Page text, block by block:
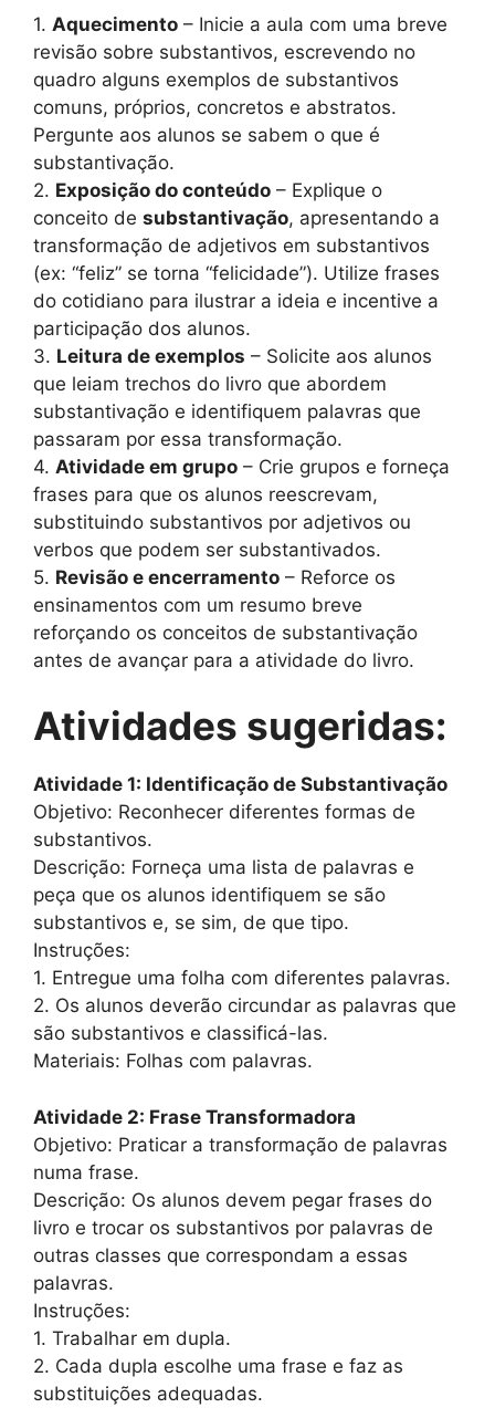
1. Aquecimento – Inicie a aula com uma breve
revisão sobre substantivos, escrevendo no
quadro alguns exemplos de substantivos
comuns, próprios, concretos e abstratos.
Pergunte aos alunos se sabem o que é
substantivação.
2. Exposição do conteúdo – Explique o
conceito de substantivação, apresentando a
transformação de adjetivos em substantivos
(ex: “feliz” se torna “felicidade”). Utilize frases
do cotidiano para ilustrar a ideia e incentive a
participação dos alunos.
3. Leitura de exemplos – Solicite aos alunos
que leiam trechos do livro que abordem
substantivação e identifiquem palavras que
passaram por essa transformação.
4. Atividade em grupo – Crie grupos e forneça
frases para que os alunos reescrevam,
substituindo substantivos por adjetivos ou
verbos que podem ser substantivados.
5. Revisão e encerramento – Reforce os
ensinamentos com um resumo breve
reforçando os conceitos de substantivação
antes de avançar para a atividade do livro.
Atividades sugeridas:
Atividade 1: Identificação de Substantivação
Objetivo: Reconhecer diferentes formas de
substantivos.
Descrição: Forneça uma lista de palavras e
peça que os alunos identifiquem se são
substantivos e, se sim, de que tipo.
Instruções:
1. Entregue uma folha com diferentes palavras.
2. Os alunos deverão circundar as palavras que
são substantivos e classificá-las.
Materiais: Folhas com palavras.
Atividade 2: Frase Transformadora
Objetivo: Praticar a transformação de palavras
numa frase.
Descrição: Os alunos devem pegar frases do
livro e trocar os substantivos por palavras de
outras classes que correspondam a essas
palavras.
Instruções:
1. Trabalhar em dupla.
2. Cada dupla escolhe uma frase e faz as
substituições adequadas.